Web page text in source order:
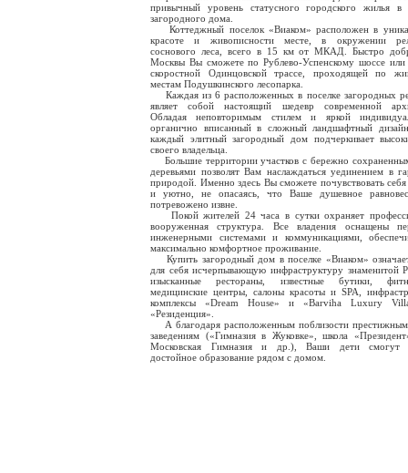
привычный уровень статусного городского жилья в
загородного дома.
Коттеджный поселок «Виаком» расположен в
красоте и живописности месте, в окружении
соснового леса, всего в 15 км от МКАД. Быстро
Москвы Вы сможете по Рублево-Успенскому шоссе
скоростной Одинцовской трассе, проходящей по
местам Подушкинского лесопарка.
Каждая из 6 расположенных в поселке загородных
являет собой настоящий шедевр современной
Обладая неповторимым стилем и яркой
органично вписанный в сложный ландшафтный
каждый элитный загородный дом подчеркивает
своего владельца.
Большие территории участков с бережно
деревьями позволят Вам наслаждаться уединением в
природой. Именно здесь Вы сможете почувствовать
и уютно, не опасаясь, что Ваше душевное
потревожено извне.
Покой жителей 24 часа в сутки охраняет
вооруженная структура. Все владения оснащены
инженерными системами и коммуникациями,
максимально комфортное проживание.
Купить загородный дом в поселке «Виаком»
для себя исчерпывающую инфраструктуру знаменитой
изысканные рестораны, известные бутики,
медицинские центры, салоны красоты и SPA,
комплексы «Dream House» и «Barviha Luxury
«Резиденция».
А благодаря расположенным поблизости
заведениям («Гимназия в Жуковке», школа
Московская Гимназия и др.), Ваши дети смогут
достойное образование рядом с домом.